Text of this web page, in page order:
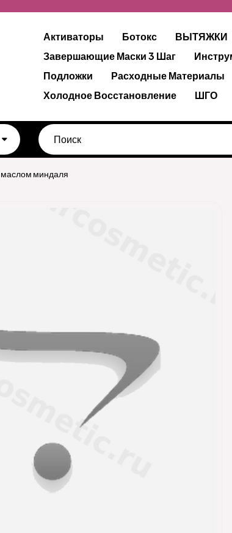
Активаторы Ботокс ВЫТЯЖКИ
Завершающие Маски 3 Шаг
Подложки
Расходные Материалы
Холодное Восстановление
ШГО
маслом миндаля